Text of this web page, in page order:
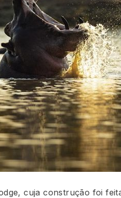
cuja construção foi